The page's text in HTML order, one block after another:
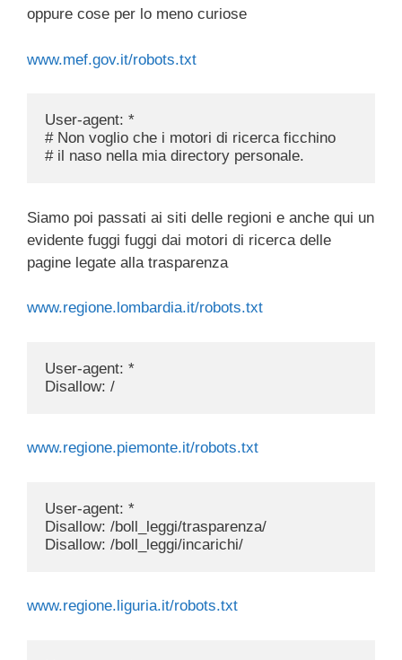
oppure cose per lo meno curiose
www.mef.gov.it/robots.txt
User-agent: *
# Non voglio che i motori di ricerca ficchino
Siamo poi passati ai siti delle regioni e anche qui un
evidente fuggi fuggi dai motori di ricerca delle
pagine legate alla trasparenza
www.regione.lombardia.it/robots.txt
User-agent: *
www.regione.piemonte.it/robots.txt
User-agent: *
Disallow: /boll_leggi/trasparenza/
www.regione.liguria.it/robots.txt